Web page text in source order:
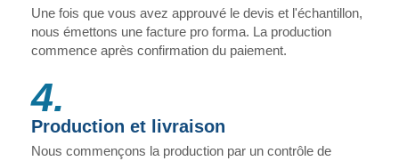
Une fois que vous avez approuvé le devis et l'échantillon,
nous émettons une facture pro forma. La production
commence après confirmation du paiement.
4.
Production et livraison
Nous commençons la production par un contrôle de